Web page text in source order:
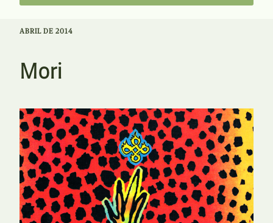
ABRIL DE 2014
Mori